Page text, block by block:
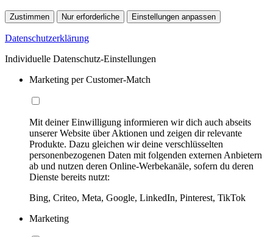
Zustimmen Nur erforderliche Einstellungen anpassen
Datenschutzerklärung
Individuelle Datenschutz-Einstellungen
Marketing per Customer-Match
Mit deiner Einwilligung informieren wir dich auch abseits
unserer Website über Aktionen und zeigen dir relevante
Produkte. Dazu gleichen wir deine verschlüsselten
personenbezogenen Daten mit folgenden externen Anbietern
ab und nutzen deren Online-Werbekanäle, sofern du deren
Dienste bereits nutzt:
Bing, Criteo, Meta, Google, LinkedIn, Pinterest, TikTok
Marketing